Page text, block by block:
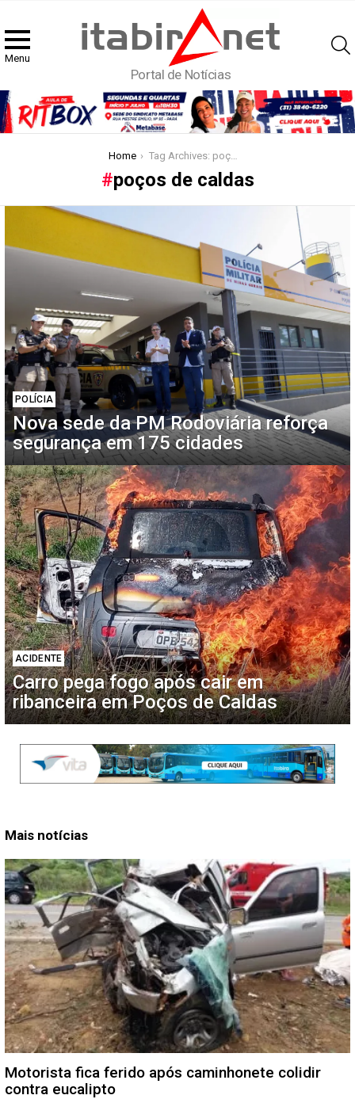
Menu
Portal de Notícias
Home Tag Archives: poços de caldas
poços de caldas
stories
POLÍCIA
Nova sede da PM Rodoviária reforça
segurança em 175 cidades
ACIDENTE
Carro pega fogo após cair em
ribanceira em Poços de Caldas
Mais notícias
Motorista fica ferido após caminhonete colidir
contra eucalipto